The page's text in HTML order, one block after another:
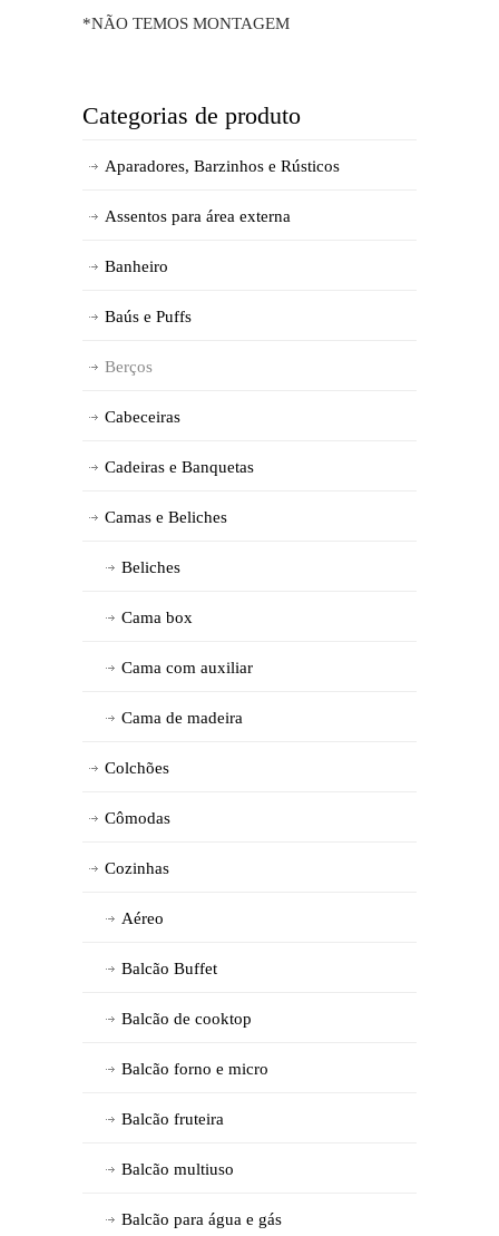
*NÃO TEMOS MONTAGEM
Categorias de produto
Aparadores, Barzinhos e Rústicos
Assentos para área externa
Banheiro
Baús e Puffs
Berços
Cabeceiras
Cadeiras e Banquetas
Camas e Beliches
Beliches
Cama box
Cama com auxiliar
Cama de madeira
Colchões
Cômodas
Cozinhas
Aéreo
Balcão Buffet
Balcão de cooktop
Balcão forno e micro
Balcão fruteira
Balcão multiuso
Balcão para água e gás